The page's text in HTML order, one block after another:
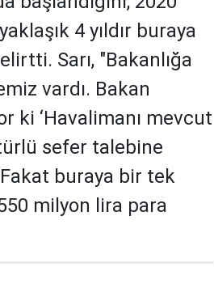
4 yıldır buraya
Sarı, "Bakanlığa
vardı. Bakan
ki ‘Havalimanı mevcut
sefer talebine
buraya bir tek
milyon lira para